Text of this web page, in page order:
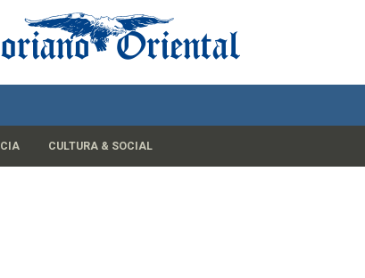
CULTURA & SOCIAL